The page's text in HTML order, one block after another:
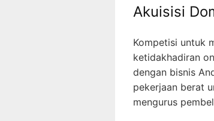
Akuisisi
Kompetisi untuk
ketidakhadiran
dengan bisnis
pekerjaan berat
mengurus